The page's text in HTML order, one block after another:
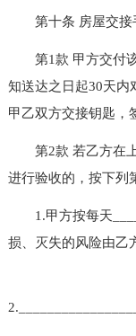
第十条 房屋交接
第1款 甲方交付该
知送达之日起30天内
甲乙双方交接钥匙，
第2款 若乙方在上
进行验收的，按下列
1.甲方按每天
损、灭失的风险由乙